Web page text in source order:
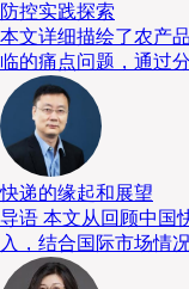
防控实践探索
本文详细描绘了农产
临的痛点问题，通过
快递的缘起和展望
导语 本文从回顾中国
入，结合国际市场情